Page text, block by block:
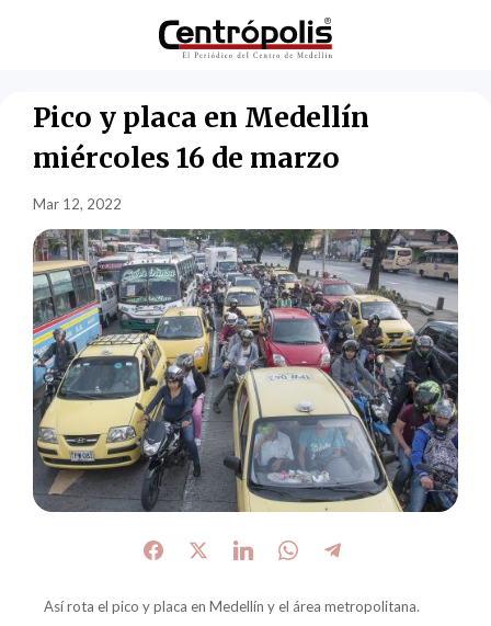
Pico y placa en Medellín
miércoles 16 de marzo
Mar 12, 2022
Así rota el pico y placa en Medellín y el área metropolitana.